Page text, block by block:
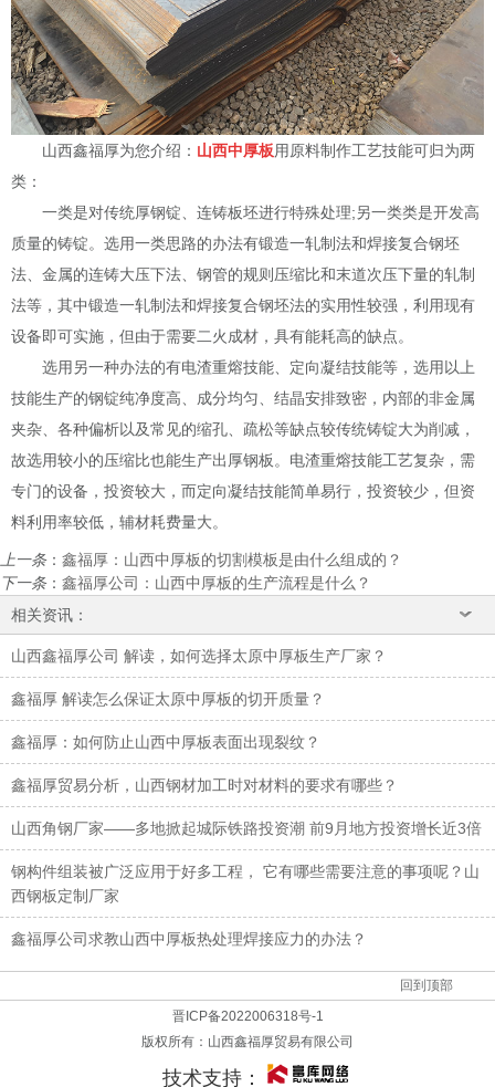
山西鑫福厚为您介绍： 山西中厚板用原料制作工艺技能可归为两
类：
一类是对传统厚钢锭、连铸板坯进行特殊处理;另一类类是开发高
质量的铸锭。选用一类思路的办法有锻造一轧制法和焊接复合钢坯
法、金属的连铸大压下法、钢管的规则压缩比和末道次压下量的轧制
法等，其中锻造一轧制法和焊接复合钢坯法的实用性较强，利用现有
设备即可实施，但由于需要二火成材，具有能耗高的缺点。
选用另一种办法的有电渣重熔技能、定向凝结技能等，选用以上
技能生产的钢锭纯净度高、成分均匀、结晶安排致密，内部的非金属
夹杂、各种偏析以及常见的缩孔、疏松等缺点较传统铸锭大为削减，
故选用较小的压缩比也能生产出厚钢板。电渣重熔技能工艺复杂，需
专门的设备，投资较大，而定向凝结技能简单易行，投资较少，但资
料利用率较低，辅材耗费量大。
上一条： 鑫福厚：山西中厚板的切割模板是由什么组成的？
下一条： 鑫福厚公司：山西中厚板的生产流程是什么？
相关资讯：
山西鑫福厚公司 解读，如何选择太原中厚板生产厂家？
鑫福厚 解读怎么保证太原中厚板的切开质量？
鑫福厚：如何防止山西中厚板表面出现裂纹？
鑫福厚贸易分析，山西钢材加工时对材料的要求有哪些？
山西角钢厂家——多地掀起城际铁路投资潮 前9月地方投资增长近3倍
钢构件组装被广泛应用于好多工程， 它有哪些需要注意的事项呢？山
西钢板定制厂家
鑫福厚公司求教山西中厚板热处理焊接应力的办法？
回到顶部
晋ICP备2022006318号-1
版权所有： 山西鑫福厚贸易有限公司
技术支持：